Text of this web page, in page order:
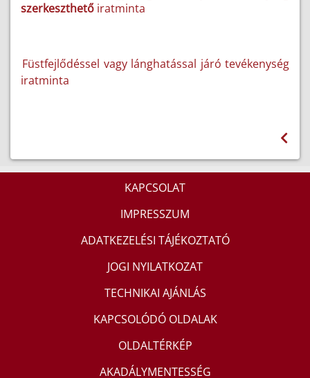
szerkeszthető iratminta
Füstfejlődéssel vagy lánghatással járó tevékenység
iratminta
KAPCSOLAT
IMPRESSZUM
ADATKEZELÉSI TÁJÉKOZTATÓ
JOGI NYILATKOZAT
TECHNIKAI AJÁNLÁS
KAPCSOLÓDÓ OLDALAK
OLDALTÉRKÉP
AKADÁLYMENTESSÉG